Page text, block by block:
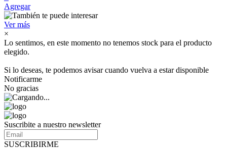
Agregar
Ver más
×
Lo sentimos, en este momento no tenemos stock para el producto
elegido.
Si lo deseas, te podemos avisar cuando vuelva a estar disponible
Notificarme
No gracias
Suscribite a nuestro newsletter
SUSCRIBIRME